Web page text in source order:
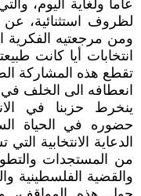
عاما ولغاية اليوم،
لظروف استثنائية، عن
ومن مرجعتيه
انتخابات أيا كانت
تقطع هذه المشاركة
انعطافه الى الخلف
ينخرط حزبنا في
حضوره في الحياة
الدعاية الانتخابية
من المستجدات
والقضية الفلسطينية